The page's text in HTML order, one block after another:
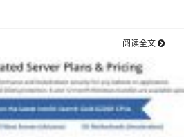
阅读全文